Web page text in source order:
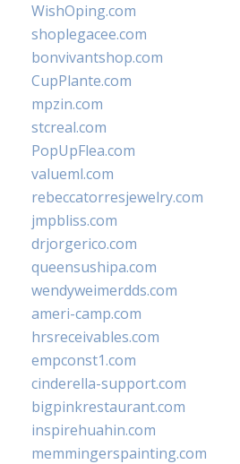
WishOping.com
shoplegacee.com
bonvivantshop.com
CupPlante.com
mpzin.com
stcreal.com
PopUpFlea.com
valueml.com
rebeccatorresjewelry.com
jmpbliss.com
drjorgerico.com
queensushipa.com
wendyweimerdds.com
ameri-camp.com
hrsreceivables.com
empconst1.com
cinderella-support.com
bigpinkrestaurant.com
inspirehuahin.com
memmingerspainting.com